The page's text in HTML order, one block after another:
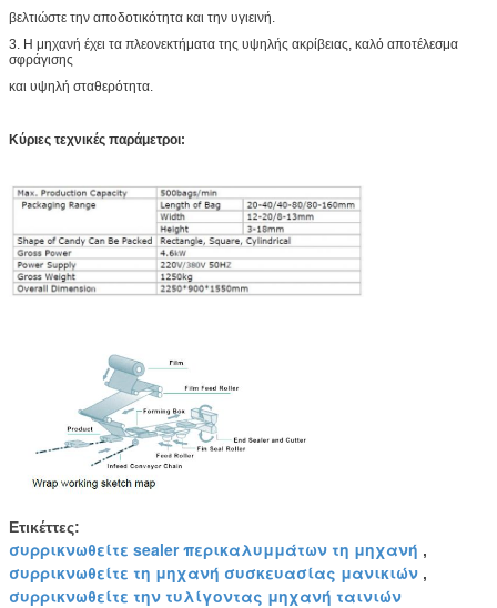
βελτιώστε την αποδοτικότητα και την υγιεινή.
3. Η μηχανή έχει τα πλεονεκτήματα της υψηλής ακρίβειας, καλό αποτέλεσμα
σφράγισης
και υψηλή σταθερότητα.
Κύριες τεχνικές παράμετροι:
Ετικέττες:
συρρικνωθείτε sealer περικαλυμμάτων τη μηχανή ,
συρρικνωθείτε τη μηχανή συσκευασίας μανικιών ,
συρρικνωθείτε την τυλίγοντας μηχανή ταινιών